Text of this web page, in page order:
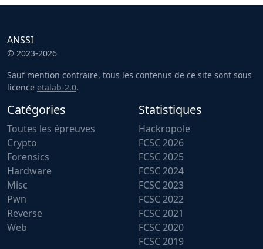
ANSSI
© 2023-2026
Sauf mention contraire, tous les contenus de ce site sont sous
licence etalab-2.0.
Catégories
Toutes les épreuves
Crypto
Forensics
Hardware
Misc
Pwn
Reverse
Web
Statistiques
Hackropole
FCSC 2026
FCSC 2025
FCSC 2024
FCSC 2023
FCSC 2022
FCSC 2021
FCSC 2020
FCSC 2019